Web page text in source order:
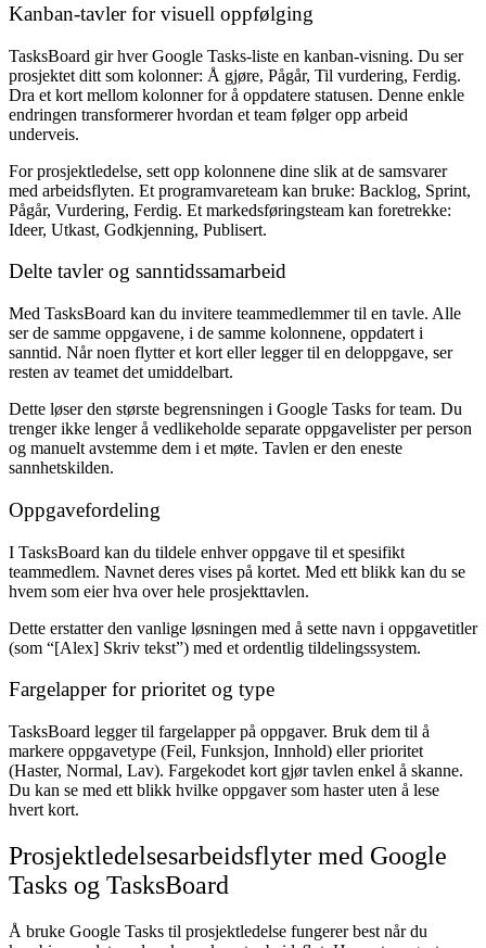
Kanban-tavler for visuell oppfølging
TasksBoard gir hver Google Tasks-liste en kanban-visning. Du ser
prosjektet ditt som kolonner: Å gjøre, Pågår, Til vurdering, Ferdig.
Dra et kort mellom kolonner for å oppdatere statusen. Denne enkle
endringen transformerer hvordan et team følger opp arbeid
underveis.
For prosjektledelse, sett opp kolonnene dine slik at de samsvarer
med arbeidsflyten. Et programvareteam kan bruke: Backlog, Sprint,
Pågår, Vurdering, Ferdig. Et markedsføringsteam kan foretrekke:
Ideer, Utkast, Godkjenning, Publisert.
Delte tavler og sanntidssamarbeid
Med TasksBoard kan du invitere teammedlemmer til en tavle. Alle
ser de samme oppgavene, i de samme kolonnene, oppdatert i
sanntid. Når noen flytter et kort eller legger til en deloppgave, ser
resten av teamet det umiddelbart.
Dette løser den største begrensningen i Google Tasks for team. Du
trenger ikke lenger å vedlikeholde separate oppgavelister per person
og manuelt avstemme dem i et møte. Tavlen er den eneste
sannhetskilden.
Oppgavefordeling
I TasksBoard kan du tildele enhver oppgave til et spesifikt
teammedlem. Navnet deres vises på kortet. Med ett blikk kan du se
hvem som eier hva over hele prosjekttavlen.
Dette erstatter den vanlige løsningen med å sette navn i oppgavetitler
(som “[Alex] Skriv tekst”) med et ordentlig tildelingssystem.
Fargelapper for prioritet og type
TasksBoard legger til fargelapper på oppgaver. Bruk dem til å
markere oppgavetype (Feil, Funksjon, Innhold) eller prioritet
(Haster, Normal, Lav). Fargekodet kort gjør tavlen enkel å skanne.
Du kan se med ett blikk hvilke oppgaver som haster uten å lese
hvert kort.
Prosjektledelsesarbeidsflyter med Google
Tasks og TasksBoard
Å bruke Google Tasks til prosjektledelse fungerer best når du